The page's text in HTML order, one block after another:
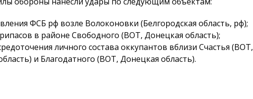
ФСБ рф возле Волоконовки (Белгородская область, рф);
в районе Свободного (ВОТ, Донецкая область);
личного состава оккупантов вблизи Счастья (ВОТ,
и Благодатного (ВОТ, Донецкая область).